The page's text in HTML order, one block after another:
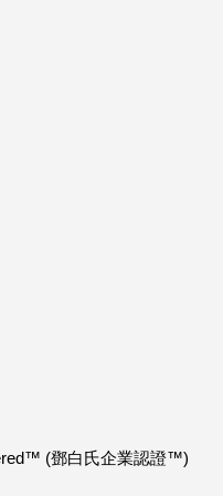
(鄧白氏企業認證™)